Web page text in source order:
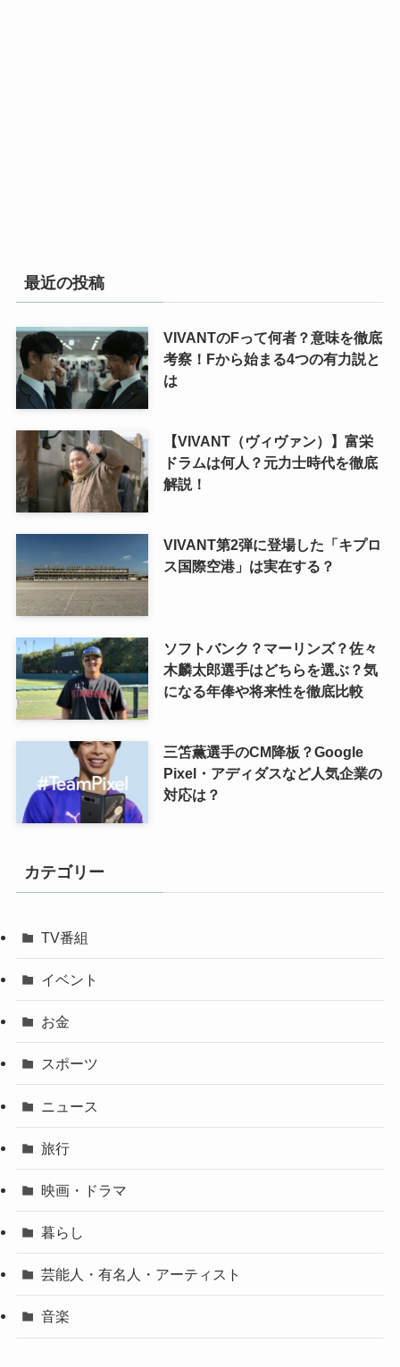
最近の投稿
VIVANTのFって何者？意味を徹底
考察！Fから始まる4つの有力説と
は
【VIVANT（ヴィヴァン）】富栄
ドラムは何人？元力士時代を徹底
解説！
VIVANT第2弾に登場した「キプロ
ス国際空港」は実在する？
ソフトバンク？マーリンズ？佐々
木麟太郎選手はどちらを選ぶ？気
になる年俸や将来性を徹底比較
三笘薫選手のCM降板？Google
Pixel・アディダスなど人気企業の
対応は？
カテゴリー
TV番組
イベント
お金
スポーツ
ニュース
旅行
映画・ドラマ
暮らし
芸能人・有名人・アーティスト
音楽